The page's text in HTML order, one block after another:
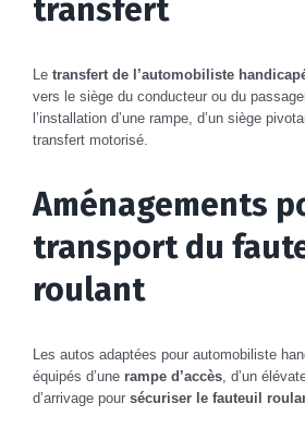
transfert
Le transfert de l’automobiliste
vers le siège du conducteur ou du
l’installation d’une rampe, d’un siège
transfert motorisé.
Aménagements
transport du
roulant
Les autos adaptées pour automobiliste
équipés d’une rampe d’accès , d’un
d’arrivage pour sécuriser le fauteuil